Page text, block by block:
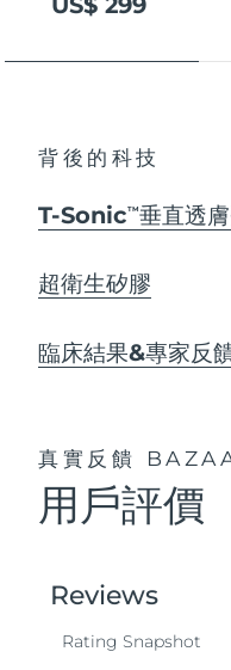
背後的科技
T-SonicTM 垂直透
超衛生矽膠
臨床結果&專家反
真實反饋
用戶評價